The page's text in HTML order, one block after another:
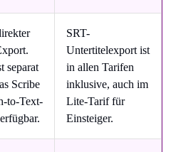
separat
Scribe
to-Text-
SRT-
Untertitelexport ist
in allen Tarifen
inklusive, auch im
Lite-Tarif für
Einsteiger.